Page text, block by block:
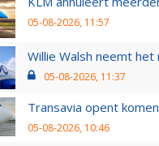
05-08-2026, 11:57
Willie Walsh neemt
05-08-2026, 11:37
Transavia opent
05-08-2026, 10:46